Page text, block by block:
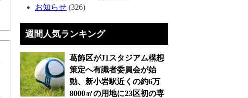
お知らせ (326)
週間人気ランキング
葛飾区がJ1スタジアム構想
策定へ有識者委員会が始
動、新小岩駅近くの約6万
8000㎡の用地に23区初の専